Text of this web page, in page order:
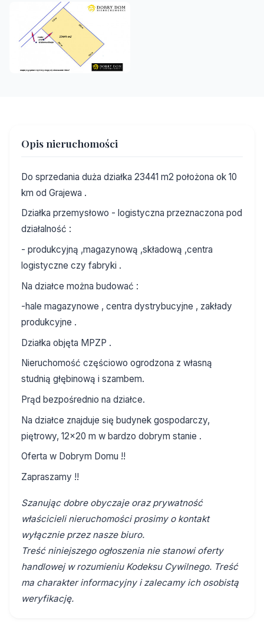
Opis nieruchomości
Do sprzedania duża działka 23441 m2 położona ok 10
km od Grajewa .
Działka przemysłowo - logistyczna przeznaczona pod
działalność :
- produkcyjną ,magazynową ,składową ,centra
logistyczne czy fabryki .
Na działce można budować :
-hale magazynowe , centra dystrybucyjne , zakłady
produkcyjne .
Działka objęta MPZP .
Nieruchomość częściowo ogrodzona z własną
studnią głębinową i szambem.
Prąd bezpośrednio na działce.
Na działce znajduje się budynek gospodarczy,
piętrowy, 12x20 m w bardzo dobrym stanie .
Oferta w Dobrym Domu !!
Zapraszamy !!
Szanując dobre obyczaje oraz prywatność
właścicieli nieruchomości prosimy o kontakt
wyłącznie przez nasze biuro.
Treść niniejszego ogłoszenia nie stanowi oferty
handlowej w rozumieniu Kodeksu Cywilnego. Treść
ma charakter informacyjny i zalecamy ich osobistą
weryfikację.